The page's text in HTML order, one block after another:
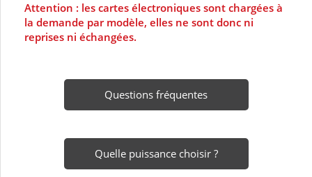
Attention : les cartes électroniques sont chargées à
la demande par modèle, elles ne sont donc ni
reprises ni échangées.
Questions fréquentes
Quelle puissance choisir ?